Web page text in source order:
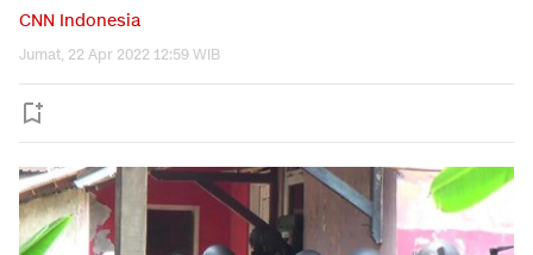
CNN Indonesia
Jumat, 22 Apr 2022 12:59 WIB